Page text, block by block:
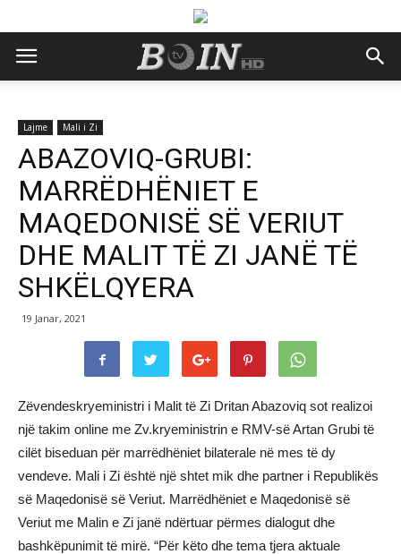
Lajme Mali i Zi
ABAZOVIQ-GRUBI:
MARRËDHËNIET E
MAQEDONISË SË VERIUT
DHE MALIT TË ZI JANË TË
SHKËLQYERA
19 Janar, 2021
Zëvendeskryeministri i Malit të Zi Dritan Abazoviq sot realizoi
një takim online me Zv.kryeministrin e RMV-së Artan Grubi të
cilët biseduan për marrëdhëniet bilaterale në mes të dy
vendeve. Mali i Zi është një shtet mik dhe partner i Republikës
së Maqedonisë së Veriut. Marrëdhëniet e Maqedonisë së
Veriut me Malin e Zi janë ndërtuar përmes dialogut dhe
bashkëpunimit të mirë. “Për këto dhe tema tjera aktuale